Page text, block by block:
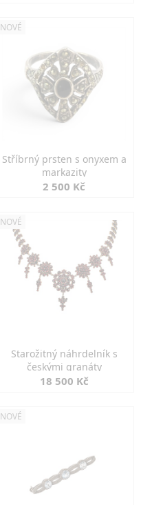
NOVÉ
Stříbrný prsten s onyxem a
markazity
2 500 Kč
NOVÉ
Starožitný náhrdelník s
českými granáty
18 500 Kč
NOVÉ